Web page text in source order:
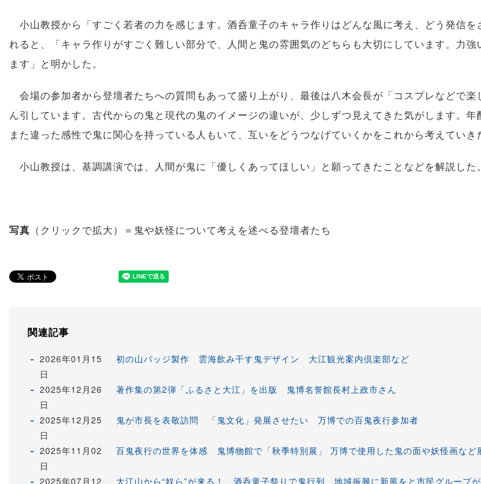
小山教授から「すごく若者の力を感じます。酒呑童子のキャラ作りはどんな風に考え、どう発信を
れると、「キャラ作りがすごく難しい部分で、人間と鬼の雰囲気のどちらも大切にしています。力強
ます」と明かした。
会場の参加者から登壇者たちへの質問もあって盛り上がり、最後は八木会長が「コスプレなどで楽
ん引しています。古代からの鬼と現代の鬼のイメージの違いが、少しずつ見えてきた気がします。年
また違った感性で鬼に関心を持っている人もいて、互いをどうつなげていくかをこれから考えていき
小山教授は、基調講演では、人間が鬼に「優しくあってほしい」と願ってきたことなどを解説した。
写真 （クリックで拡大）＝鬼や妖怪について考えを述べる登壇者たち
関連記事
2026年01月15
日
初の山バッジ製作 雲海飲み干す鬼デザイン 大江観光案内倶楽部など
2025年12月26
日
著作集の第2弾「ふるさと大江」を出版 鬼博名誉館長村上政市さん
2025年12月25
日
鬼が市長を表敬訪問 「鬼文化」発展させたい 万博での百鬼夜行参加者
2025年11月02
日
百鬼夜行の世界を体感 鬼博物館で「秋季特別展」 万博で使用した鬼の面や妖怪画など
2025年07月12
大江山から“奴ら”が来る！ 酒呑童子祭りで鬼行列 地域振興に新風をと市民グループ